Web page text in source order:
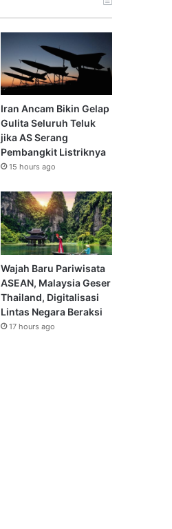
Iran Ancam Bikin Gelap
Gulita Seluruh Teluk
jika AS Serang
Pembangkit Listriknya
15 hours ago
Wajah Baru Pariwisata
ASEAN, Malaysia Geser
Thailand, Digitalisasi
Lintas Negara Beraksi
17 hours ago